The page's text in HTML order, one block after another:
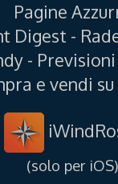
Pagine
Digest -
-
e vendi
(solo per iOS)